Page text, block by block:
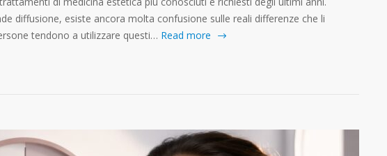
diffusione, esiste ancora molta confusione sulle reali differenze che li
tendono a utilizzare questi… Read more